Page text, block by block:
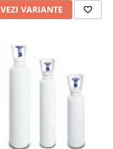
VEZI VARIANTE